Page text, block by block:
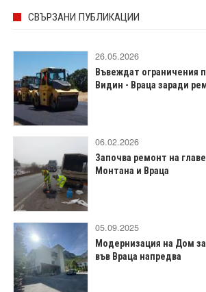
СВЪРЗАНИ ПУБЛИКАЦИИ
26.05.2026
Въвеждат ограничения
Видин - Враца заради
06.02.2026
Започва ремонт на
Монтана и Враца
05.09.2025
Модернизация на Дом за
във Враца напредва